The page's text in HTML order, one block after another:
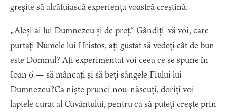
greșite să alcătuiască experiența voastră creștină.
„Aleși ai lui Dumnezeu și de preț.” Gândiți-vă voi, care
purtați Numele lui Hristos, ați gustat să vedeți cât de bun
este Domnul? Ați experimentat voi ceea ce se spune în
Ioan 6 — să mâncați și să beți sângele Fiului lui
Dumnezeu?Ca niște prunci nou-născuți, doriți voi
laptele curat al Cuvântului, pentru ca să puteți crește prin